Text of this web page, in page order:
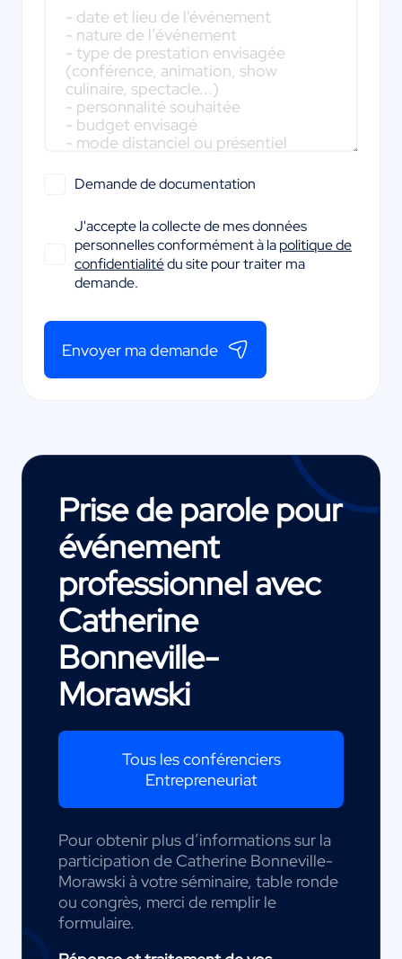
Demande de documentation
J'accepte la collecte de mes données
personnelles conformément à lapolitique de
confidentialitédu site pour traiter ma
demande.
Envoyer ma demande
Prise de parole pour
événement
professionnel avec
Catherine
Bonneville-
Morawski
Tous les conférenciers
Entrepreneuriat
Pour obtenir plus d’informations sur la
participation de Catherine Bonneville-
Morawski à votre séminaire, table ronde
ou congrès, merci de remplir le
formulaire.